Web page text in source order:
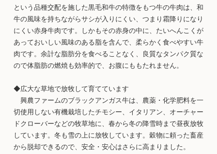
という品種交配を施した黒毛和牛の特徴をもつ牛の牛肉は、和
牛の風味を持ちながらサシが入りにくい、つまり霜降りになり
にくい赤身牛肉です。しかもその赤身の中に、たいへんこくが
あっておいしい風味のある脂を含んで、柔らかく食べやすい牛
肉です。余計な脂肪分を食べることなく、良質なタンパク質な
ので体脂肪の燃焼も効率的で、お腹にももたれません。
◆広大な草地で放牧して育てています
興農ファームのブラックアンガス牛は、農薬・化学肥料を一
切使用しない有機栽培したチモシー、イタリアン、オーチャー
ドクローバーなどの牧草地に、春から冬の降雪時まで昼夜放牧
しています。冬も雪の上に放牧しています。穀物に頼った畜産
から脱却できるので、安全・安心はさらに高まりました。